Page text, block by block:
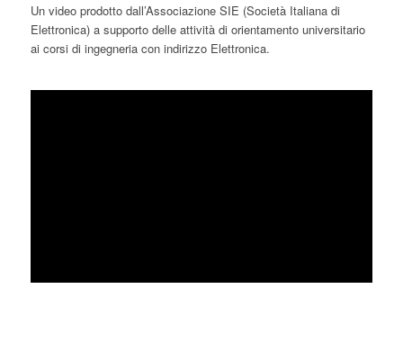
Un video prodotto dall’Associazione SIE (Società Italiana di
Elettronica) a supporto delle attività di orientamento universitario
ai corsi di ingegneria con indirizzo Elettronica.